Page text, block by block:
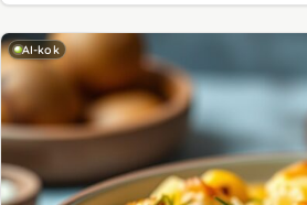
AI-kok